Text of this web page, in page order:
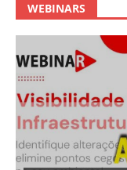
WEBINARS